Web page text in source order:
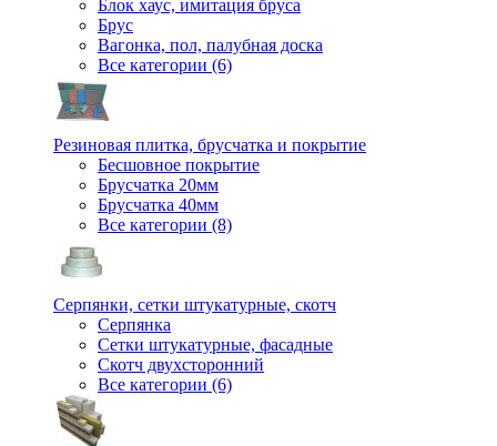
Блок хаус, имитация бруса
Брус
Вагонка, пол, палубная доска
Все категории (6)
Резиновая плитка, брусчатка и покрытие
Бесшовное покрытие
Брусчатка 20мм
Брусчатка 40мм
Все категории (8)
Серпянки, сетки штукатурные, скотч
Серпянка
Сетки штукатурные, фасадные
Скотч двухсторонний
Все категории (6)